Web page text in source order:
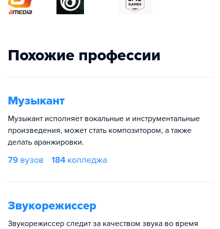
Похожие профессии
Музыкант
Музыкант исполняет вокальные и инструментальные
произведения, может стать композитором, а также
делать аранжировки.
79 вузов 184 колледжа
Звукорежиссер
Звукорежиссер следит за качеством звука во время